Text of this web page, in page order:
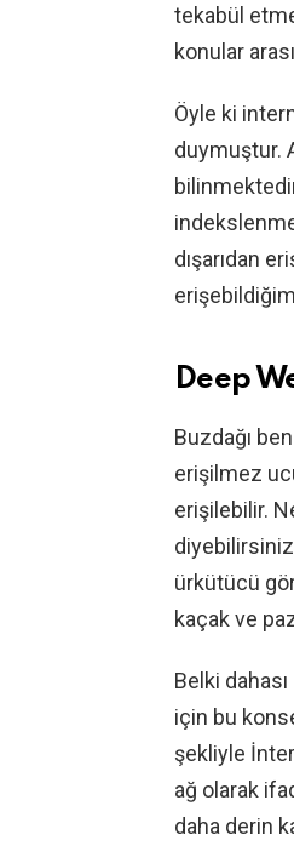
tekabül
konular
Öyle ki
duymuştur.
dışarıdan
Deep
Buzdağı
erişilmez
erişilebilir.
ürkütücü
kaçak ve
Belki
için bu
şekliyle
ağ olarak
daha derin